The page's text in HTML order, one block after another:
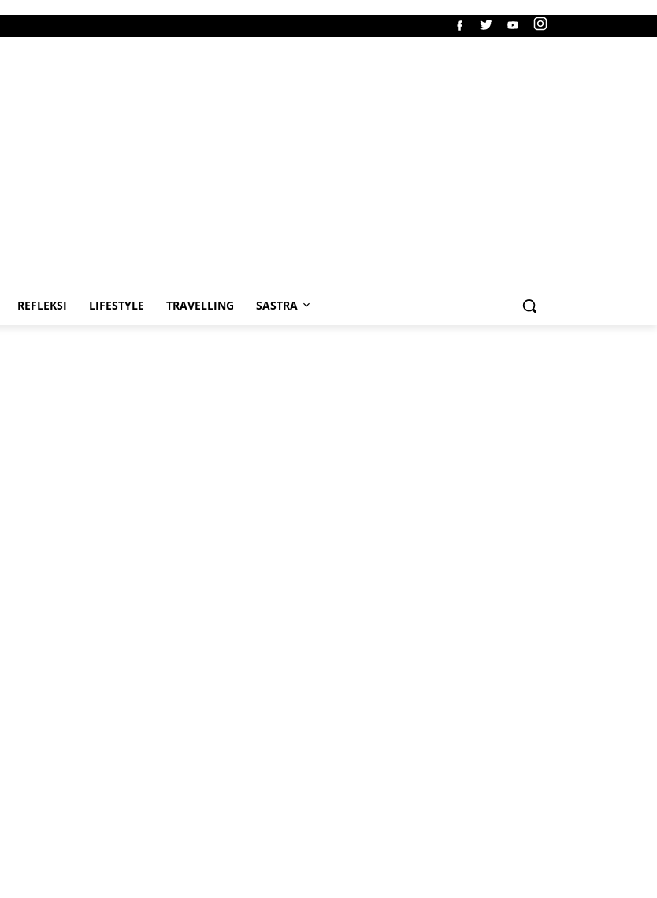
REFLEKSI LIFESTYLE TRAVELLING SASTRA